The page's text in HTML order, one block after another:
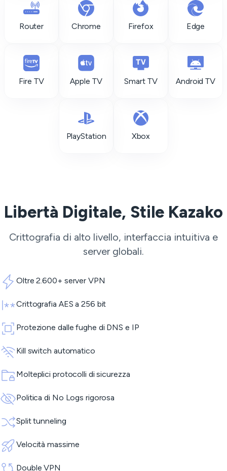
Router Chrome Firefox Edge
Fire TV Apple TV Smart TV Android TV
PlayStation Xbox
Libertà Digitale, Stile Kazako
Crittografia di alto livello, interfaccia intuitiva e
server globali.
Oltre 2.600+ server VPN
Crittografia AES a 256 bit
Protezione dalle fughe di DNS e IP
Kill switch automatico
Molteplici protocolli di sicurezza
Politica di No Logs rigorosa
Split tunneling
Velocità massime
Double VPN